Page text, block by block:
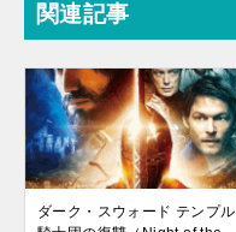
関連記事
ダーク・スウォード テンプル